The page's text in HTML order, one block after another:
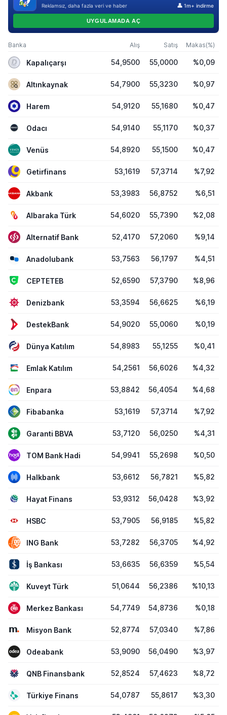
Banka Alış Satış Makas(%)
Kapalıçarşı 54,9500 55,0000 %0,09
Altınkaynak 54,7900 55,3230 %0,97
Harem 54,9120 55,1680 %0,47
Odacı 54,9140 55,1170 %0,37
Venüs 54,8920 55,1500 %0,47
Getirfinans 53,1619 57,3714 %7,92
Akbank 53,3983 56,8752 %6,51
Albaraka Türk 54,6020 55,7390 %2,08
Alternatif Bank 52,4170 57,2060 %9,14
Anadolubank 53,7563 56,1797 %4,51
CEPTETEB 52,6590 57,3790 %8,96
Denizbank 53,3594 56,6625 %6,19
DestekBank 54,9020 55,0060 %0,19
Dünya Katılım 54,8983 55,1255 %0,41
Emlak Katılım 54,2561 56,6026 %4,32
Enpara 53,8842 56,4054 %4,68
Fibabanka 53,1619 57,3714 %7,92
Garanti BBVA 53,7120 56,0250 %4,31
TOM Bank Hadi 54,9941 55,2698 %0,50
Halkbank 53,6612 56,7821 %5,82
Hayat Finans 53,9312 56,0428 %3,92
HSBC 53,7905 56,9185 %5,82
ING Bank 53,7282 56,3705 %4,92
İş Bankası 53,6635 56,6359 %5,54
Kuveyt Türk 51,0644 56,2386 %10,13
Merkez Bankası 54,7749 54,8736 %0,18
Misyon Bank 52,8774 57,0340 %7,86
Odeabank 53,9090 56,0490 %3,97
QNB Finansbank 52,8524 57,4623 %8,72
Türkiye Finans 54,0787 55,8617 %3,30